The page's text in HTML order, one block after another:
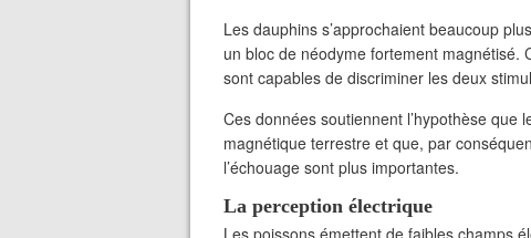
Les dauphins s’approchaient beaucoup
un bloc de néodyme fortement magnétisé.
sont capables de discriminer les deux
Ces données soutiennent l’hypothèse que
magnétique terrestre et que, par
l’échouage sont plus importantes.
La perception électrique
Les poissons émettent de faibles champs